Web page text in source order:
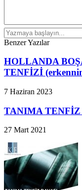
Benzer Yazılar
HOLLANDA
TENFİZİ
7 Haziran 2023
TANIMA TENFİZ
27 Mart 2021